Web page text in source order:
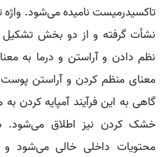
تاکسیدرمیست نامیده می‌شود. واژه
نشأت گرفته و از دو بخش
نظم دادن و آراستن و درما به
معنای منظم کردن و آراستن
گاهی به این فرآیند آمپایه کردن
خشک کردن نیز اطلاق می‌شود.
محتویات داخلی خالی می‌شود